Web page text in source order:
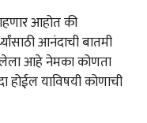
आहोत की
आनंदाची बातमी
आहे नेमका कोणता
होईल याविषयी कोणाची